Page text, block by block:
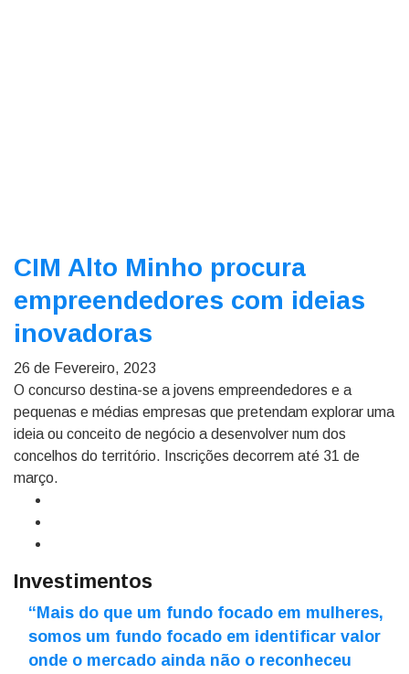
CIM Alto Minho procura
empreendedores com ideias
inovadoras
26 de Fevereiro, 2023
O concurso destina-se a jovens empreendedores e a
pequenas e médias empresas que pretendam explorar uma
ideia ou conceito de negócio a desenvolver num dos
concelhos do território. Inscrições decorrem até 31 de
março.
Investimentos
“Mais do que um fundo focado em mulheres,
somos um fundo focado em identificar valor
onde o mercado ainda não o reconheceu